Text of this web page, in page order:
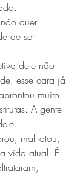
quer
de ser
dele não
esse cara já
muito.
A gente
maltratou,
vida atual. É